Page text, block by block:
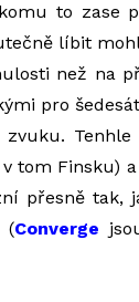
to zase
líbit
než na
pro
tom Finsku)
přesně tak,
(Converge